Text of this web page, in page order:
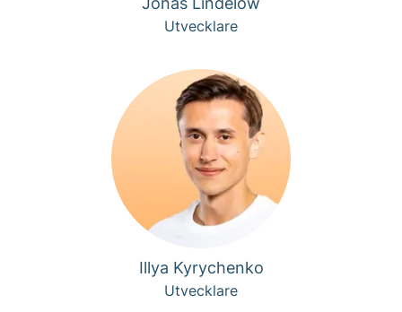
Utvecklare
Illya Kyrychenko
Utvecklare